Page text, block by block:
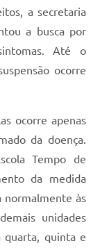
a secretaria
a busca por
Até o
ocorre
ocorre apenas
da doença.
Tempo de
da medida
normalmente às
unidades
quarta, quinta e